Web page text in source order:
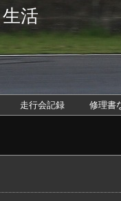
活
走行会記録 修理書